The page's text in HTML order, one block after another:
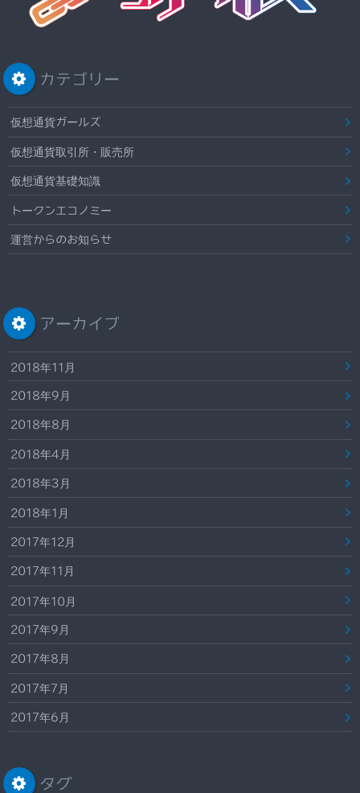
カテゴリー
仮想通貨ガールズ
仮想通貨取引所・販売所
仮想通貨基礎知識
トークンエコノミー
運営からのお知らせ
アーカイブ
2018年11月
2018年9月
2018年8月
2018年4月
2018年3月
2018年1月
2017年12月
2017年11月
2017年10月
2017年9月
2017年8月
2017年7月
2017年6月
タグ